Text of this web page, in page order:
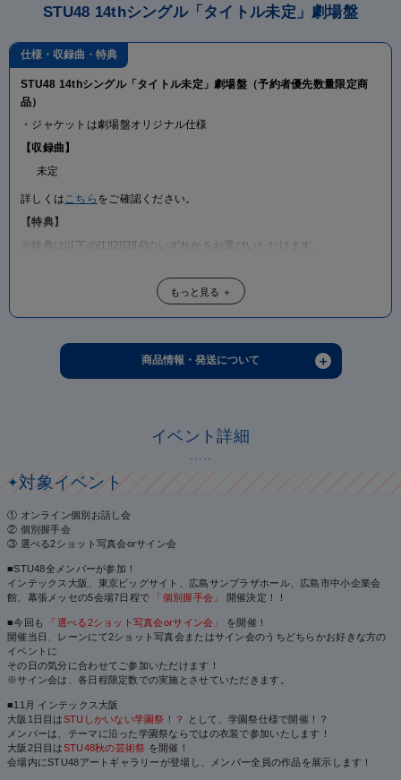
STU48 14thシングル「タイトル未定」劇場盤
仕様・収録曲・特典
STU48 14thシングル「タイトル未定」劇場盤（予約者優先数量限定商
品）
・ジャケットは劇場盤オリジナル仕様
【収録曲】
未定
詳しくは こちら をご確認ください。
【特典】
※特典は以下の[1][2][3][4]のいずれかをお選びいただけます。
◆「タイトル未定」劇場盤発売記念 オンライン個別お話し会 メンバー個
なります。
◆「タイトル未定」劇場盤 オリジナルクレジット入り メンバー個別生写
加券 1枚付き
※あらかじめ申込時にメンバー・時間を指名してお申込み頂く参加券と
なります。
◆「タイトル未定」劇場盤 オリジナルクレジット入り メンバー個別生写
真 1枚付き
※写真はランダムでお付けします。
[3]
◆「タイトル未定」劇場盤発売記念 「選べる2ショット写真会orサイン
会」メンバー個別指名参加券 1枚付き
※劇場盤CD 2枚セット商品
※あらかじめ申込時にメンバー・時間を指名してお申込み頂く参加券と
なります。
◆「タイトル未定」劇場盤 オリジナルクレジット入り メンバー個別生写
もっと見る ＋
商品情報・発送について ＋
・販売価格:1,250円(税込)
＜劇場盤会員限定＞
択
※代引きはお選びできません。ご了承下さい。
・送料:1口ごとに990円(税込)
※おまとめサービスが適用されます。
イベント詳細
✦対象イベント
① オンライン個別お話し会
② 個別握手会
③ 選べる2ショット写真会orサイン会
■STU48全メンバーが参加！
インテックス大阪、東京ビッグサイト、広島サンプラザホール、広島市中小企業会
館、幕張メッセの5会場7日程で
「個別握手会」 開催決定！！
■今回も 「選べる2ショット写真会orサイン会」
を開催！
開催当日、レーンにて2ショット写真会またはサイン会のうちどちらかお好きな方の
イベントに
その日の気分に合わせてご参加いただけます！
※サイン会は、各日程限定数での実施とさせていただきます。
■11月 インテックス大阪
大阪1日目はSTUしかいない学園祭！？
として、学園祭仕様で開催！？
メンバーは、テーマに沿った学園祭ならではの衣装で参加いたします！
大阪2日目はSTU48秋の芸術祭 を開催！
会場内にSTU48アートギャラリーが登場し、メンバー全員の作品を展示します！